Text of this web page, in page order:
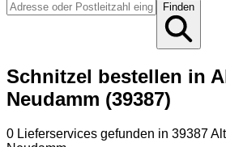
Finden
Schnitzel bestellen in
Neudamm (39387)
0 Lieferservices gefunden in 39387